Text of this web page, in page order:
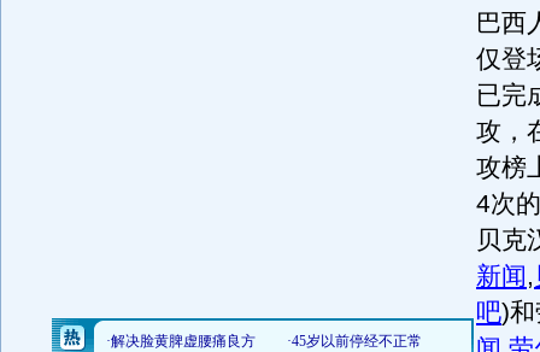
巴西
仅登
已完
攻，
攻榜
4次
贝克
新闻,
吧)